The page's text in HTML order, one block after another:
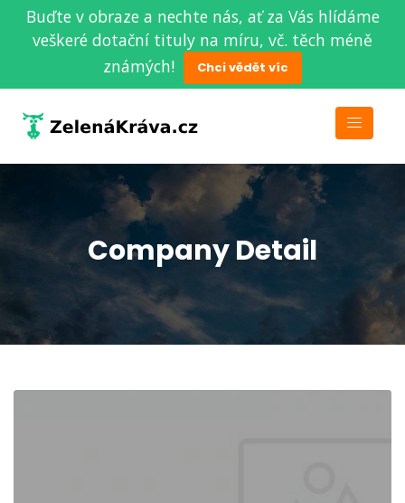
Buďte v obraze a nechte nás, ať za Vás hlídáme
veškeré dotační tituly na míru, vč. těch méně
známých!
Chci vědět víc
Company Detail